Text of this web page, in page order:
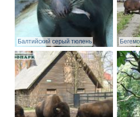
Балтийский серый тюлень